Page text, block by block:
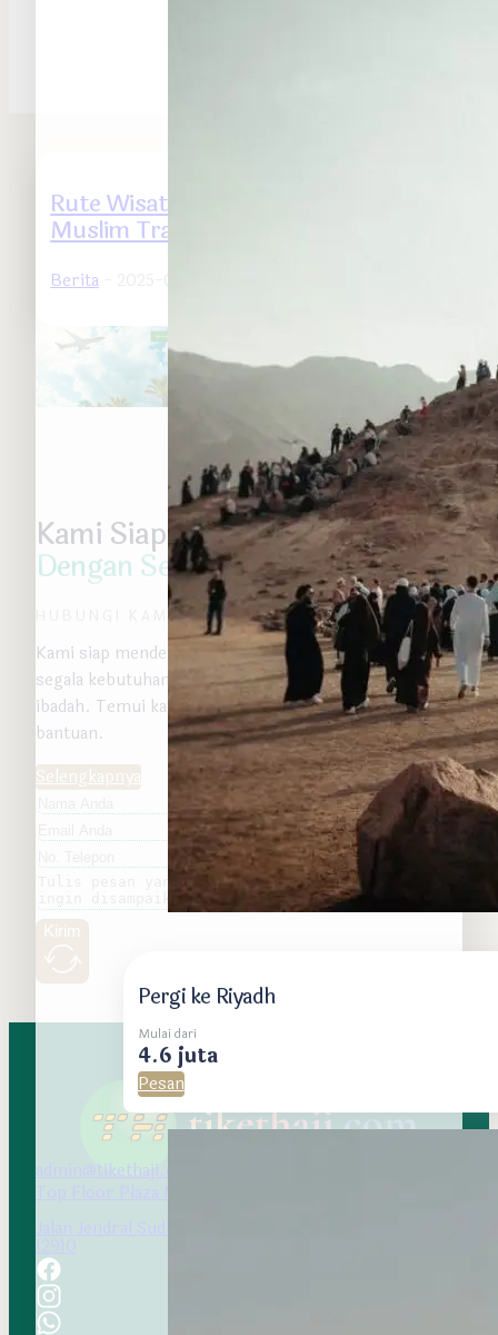
Pergi ke Riyadh
Mulai dari
4.6 juta
Pesan
Rute Wisata Halal Terpopuler untuk
Muslim Traveler
Berita
Kami SiapMembantu Anda
Dengan Senang Hati
HUBUNGI KAMI
Kami siap mendengarkan dan membantu Anda dengan
segala kebutuhan dan informasi terkait perjalanan
ibadah. Temui kami kapan saja untuk mendapatkan
bantuan.
Selengkapnya
Kirim
admin@tikethaji.com
Top Floor Plaza Marein
Jalan Jendral Sudirman Kav 76-78 Setiabudi, Jakarta
12910